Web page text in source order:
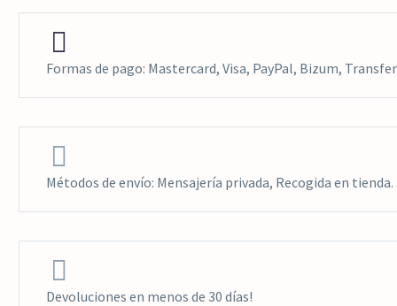


Formas de pago: Mastercard, Visa, PayPal, Bizum,


Métodos de envío: Mensajería privada, Recogida en tienda.


Devoluciones en menos de 30 días!